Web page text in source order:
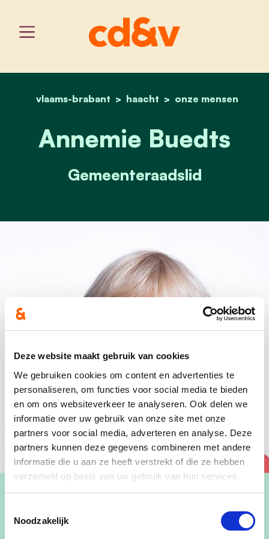
Deze website maakt gebruik van cookies
We gebruiken cookies om content en advertenties te
personaliseren, om functies voor social media te bieden
en om ons websiteverkeer te analyseren. Ook delen we
informatie over uw gebruik van onze site met onze
partners voor social media, adverteren en analyse. Deze
partners kunnen deze gegevens combineren met andere
informatie die u aan ze heeft verstrekt of die ze hebben
verzameld op basis van uw gebruik van hun services.
Noodzakelijk
home
vlaams-brabant haacht onze mensen
annemie buedts
Annemie Buedts
Gemeenteraadslid